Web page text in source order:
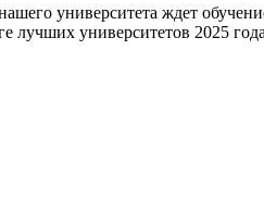
университета ждет
лучших университетов 2025